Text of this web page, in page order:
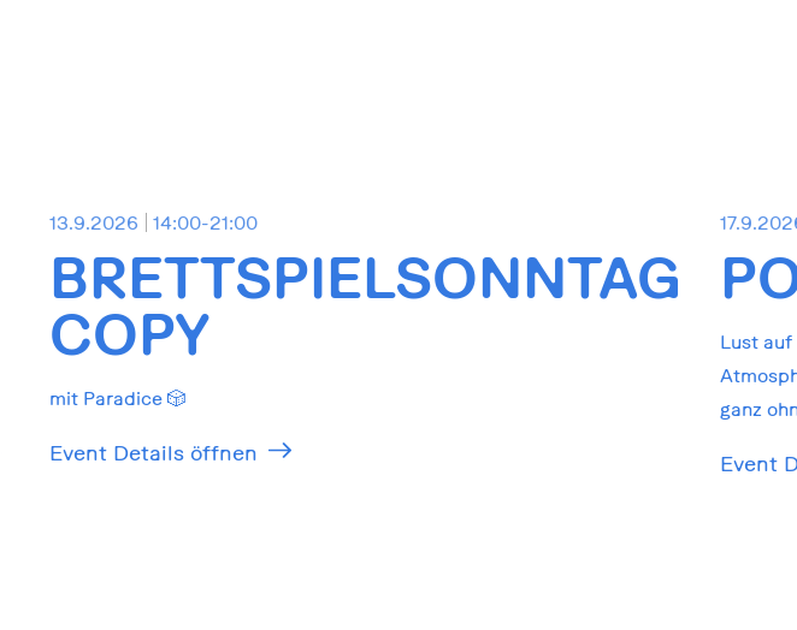
13.9.2026 14:00-21:00
BRETTSPIELSONNTAG
COPY
mit Paradice 🎲
Event Details öffnen
Lust auf
ganz
Event